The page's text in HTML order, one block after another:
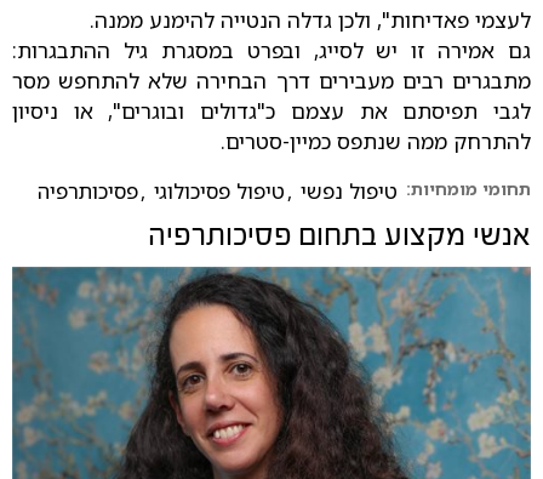
לעצמי פאדיחות", ולכן גדלה הנטייה להימנע ממנה.
גם אמירה זו יש לסייג, ובפרט במסגרת גיל ההתבגרות:
מתבגרים רבים מעבירים דרך הבחירה שלא להתחפש מסר
לגבי תפיסתם את עצמם כ"גדולים ובוגרים", או ניסיון
להתרחק ממה שנתפס כמיין-סטרים.
תחומי מומחיות: טיפול נפשי ,טיפול פסיכולוגי ,פסיכותרפיה
אנשי מקצוע בתחום פסיכותרפיה